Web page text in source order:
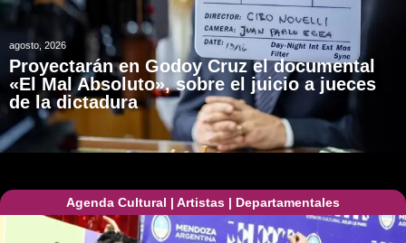
agosto, 2026
Proyectarán en Godoy Cruz el documental
«El Mal Absoluto», sobre el juicio a jueces
de la dictadura
Agenda Cultural | Artistas | Departamentales